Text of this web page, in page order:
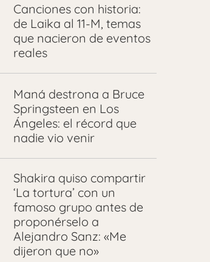
Canciones con historia:
de Laika al 11-M, temas
que nacieron de eventos
reales
Maná destrona a Bruce
Springsteen en Los
Ángeles: el récord que
nadie vio venir
Shakira quiso compartir
‘La tortura’ con un
famoso grupo antes de
proponérselo a
Alejandro Sanz: «Me
dijeron que no»